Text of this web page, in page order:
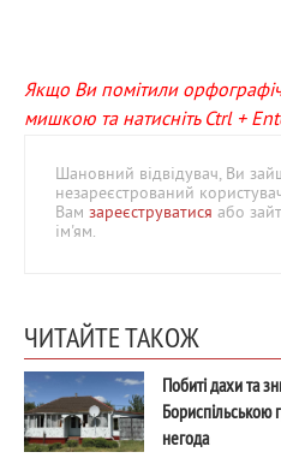
Якщо Ви помітили
мишкою та натисніть Ctrl +
Шановний відвідувач, Ви
незареєстрований
Вам зареєструватися або
ім'ям.
ЧИТАЙТЕ ТАКОЖ
Побиті дахи та
негода